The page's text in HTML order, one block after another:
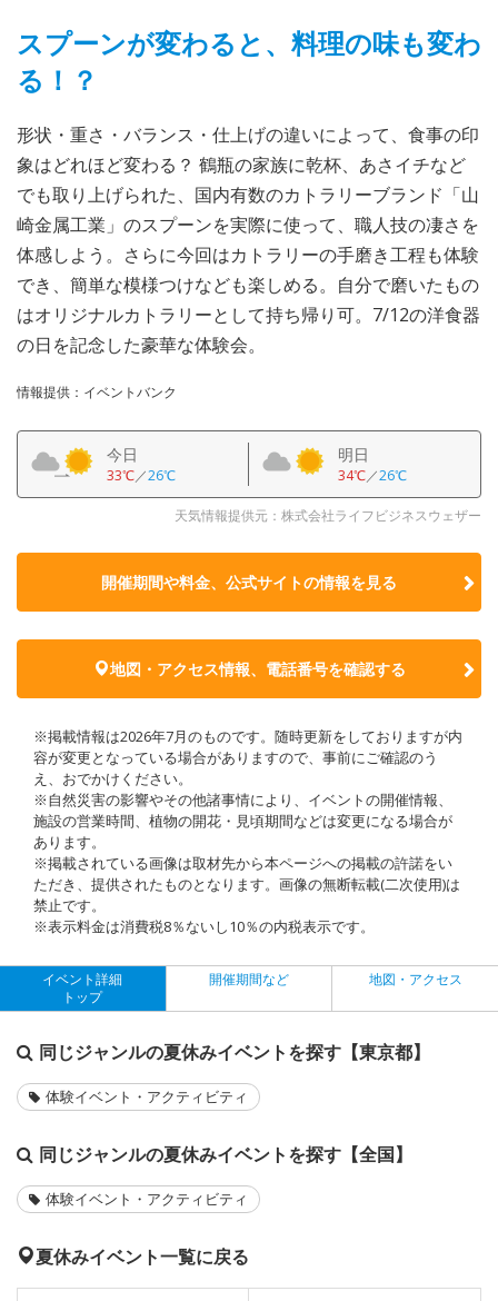
スプーンが変わると、料理の味も変わ
る！？
形状・重さ・バランス・仕上げの違いによって、食事の印
象はどれほど変わる？ 鶴瓶の家族に乾杯、あさイチなど
でも取り上げられた、国内有数のカトラリーブランド「山
崎金属工業」のスプーンを実際に使って、職人技の凄さを
体感しよう。さらに今回はカトラリーの手磨き工程も体験
でき、簡単な模様つけなども楽しめる。自分で磨いたもの
はオリジナルカトラリーとして持ち帰り可。7/12の洋食器
の日を記念した豪華な体験会。
情報提供：イベントバンク
今日
33℃／26℃
明日
34℃／26℃
天気情報提供元：株式会社ライフビジネスウェザー
開催期間や料金、公式サイトの情報を見る
地図・アクセス情報、電話番号を確認する
※掲載情報は2026年7月のものです。随時更新をしておりますが内
容が変更となっている場合がありますので、事前にご確認のう
え、おでかけください。
※自然災害の影響やその他諸事情により、イベントの開催情報、
施設の営業時間、植物の開花・見頃期間などは変更になる場合が
あります。
※掲載されている画像は取材先から本ページへの掲載の許諾をい
ただき、提供されたものとなります。画像の無断転載(二次使用)は
禁止です。
※表示料金は消費税8％ないし10％の内税表示です。
イベント詳細
トップ
開催期間など 地図・アクセス
同じジャンルの夏休みイベントを探す【東京都】
体験イベント・アクティビティ
同じジャンルの夏休みイベントを探す【全国】
体験イベント・アクティビティ
夏休みイベント一覧に戻る